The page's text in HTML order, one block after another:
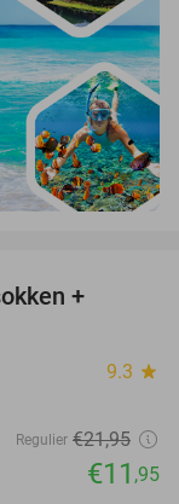
+
9.3 star
Regulier €21,95
€11 ,95